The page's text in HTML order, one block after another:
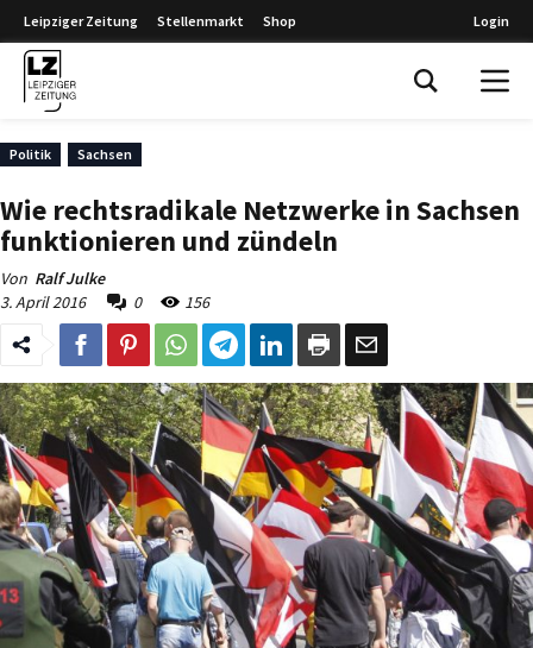
Leipziger Zeitung Stellenmarkt Shop Login
Politik Sachsen
Wie rechtsradikale Netzwerke in Sachsen
funktionieren und zündeln
Von Ralf Julke
3. April 2016
0 156